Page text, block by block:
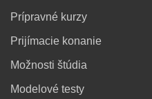
Prípravné kurzy
Prijímacie konanie
Možnosti štúdia
Modelové testy